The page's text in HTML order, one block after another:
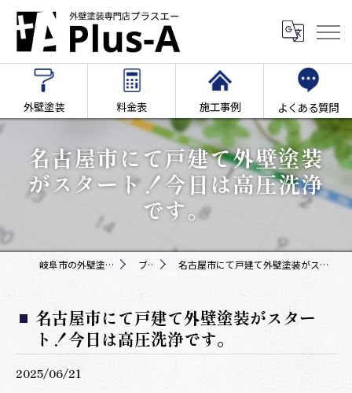
外壁塗装 料金表 施工事例 よくある質問
名古屋市にて戸建て外壁塗装
がスタート！今日は高圧洗浄
です。
岐阜市の外壁塗装専門店Plus-A ブログ 名古屋市にて戸建て外壁塗装がスタート！今日は高圧洗浄です。
名古屋市にて戸建て外壁塗装がスター
ト！今日は高圧洗浄です。
2025/06/21